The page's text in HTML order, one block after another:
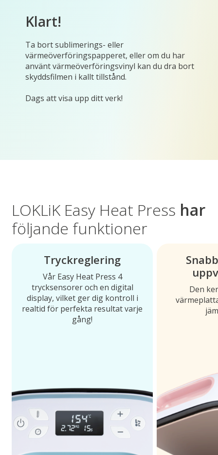
Klart!
Ta bort sublimerings- eller
värmeöverföringspapperet, eller om du har
använt värmeöverföringsvinyl kan du dra bort
skyddsfilmen i kallt tillstånd.
Dags att visa upp ditt verk!
LOKLiK Easy Heat Press har
följande funktioner
Tryckreglering
Vår Easy Heat Press 4
trycksensorer och en digital
display, vilket ger dig kontroll i
realtid för perfekta resultat varje
gång!
Den